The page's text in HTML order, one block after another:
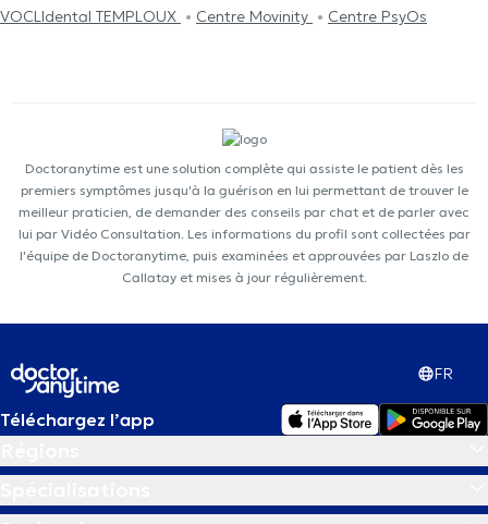
VOCLIdental TEMPLOUX
Centre Movinity Centre PsyOs
Doctoranytime est une solution complète qui assiste le patient dès les
premiers symptômes jusqu'à la guérison en lui permettant de trouver le
meilleur praticien, de demander des conseils par chat et de parler avec
lui par Vidéo Consultation. Les informations du profil sont collectées par
l'équipe de Doctoranytime, puis examinées et approuvées par Laszlo de
Callatay et mises à jour régulièrement.
FR
Téléchargez l’app